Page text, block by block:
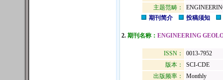
主题范畴：
期刊简介
投稿须知
2. 期刊名称： ENGINEERING
ISSN：
0013-7952
版本：
SCI-CDE
出版频率：
Monthly